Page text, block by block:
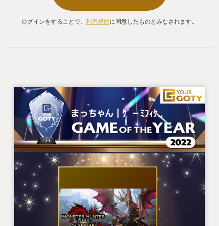
ログインをすることで、 利用規約に同意したものとみなされます。